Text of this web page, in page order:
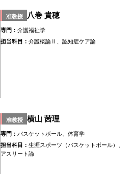
准教授 八巻 貴穂
専門：介護福祉学
担当科目：介護概論Ⅱ、認知症ケア論
准教授 横山 茜理
専門：バスケットボール、体育学
担当科目：生涯スポーツ（バスケットボール）、
アスリート論